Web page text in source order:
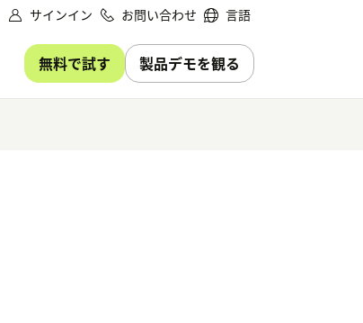
サインイン お問い合わせ 言語
無料で試す 製品デモを観る